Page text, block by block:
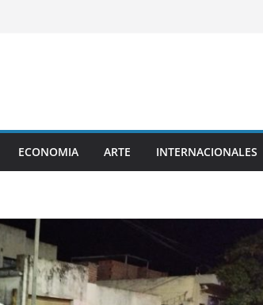
ECONOMIA ARTE INTERNACIONALES